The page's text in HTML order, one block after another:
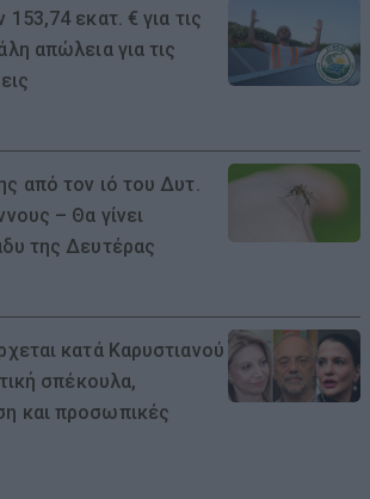
εκατ. € για τις
απώλεια για τις
από τον ιό του Δυτ.
– Θα γίνει
της Δευτέρας
κατά Καρυστιανού
σπέκουλα,
και προσωπικές